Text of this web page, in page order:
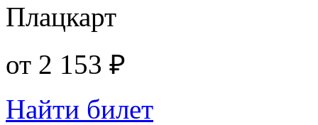
Плацкарт
от 2 153 ₽
Найти билет